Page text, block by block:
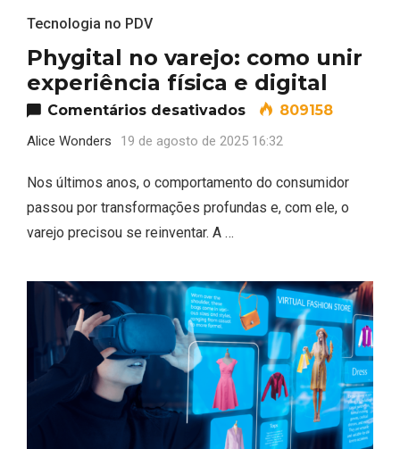
Tecnologia no PDV
Phygital no varejo: como unir
experiência física e digital
Comentários desativadosem Phygital no
809158
Alice Wonders 19 de agosto de 2025 16:32
Nos últimos anos, o comportamento do consumidor
passou por transformações profundas e, com ele, o
varejo precisou se reinventar. A …